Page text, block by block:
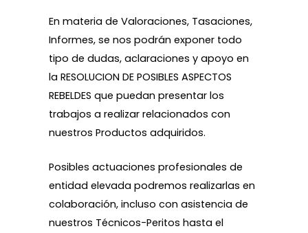
En materia de Valoraciones, Tasaciones,
Informes, se nos podrán exponer todo
tipo de dudas, aclaraciones y apoyo en
la RESOLUCION DE POSIBLES ASPECTOS
REBELDES que puedan presentar los
trabajos a realizar relacionados con
nuestros Productos adquiridos.
Posibles actuaciones profesionales de
entidad elevada podremos realizarlas en
colaboración, incluso con asistencia de
nuestros Técnicos-Peritos hasta el